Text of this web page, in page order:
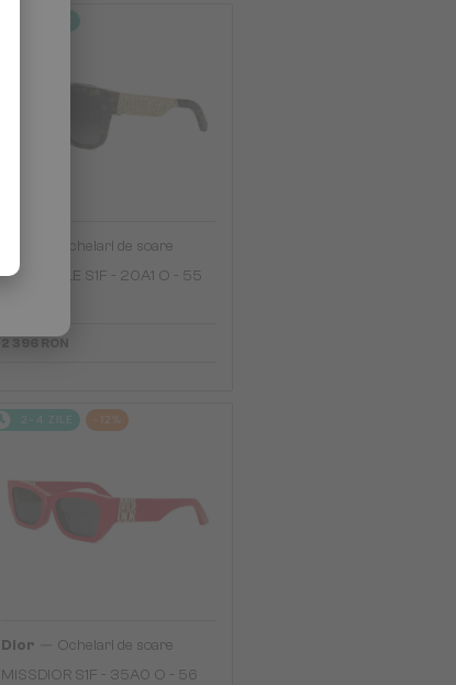
Ochelari de soare
DIORESILLE S1F - 20A1 O - 55
2 396 RON
2-4 ZILE -12%
Dior
Ochelari de soare
MISSDIOR S1F - 35A0 O - 56